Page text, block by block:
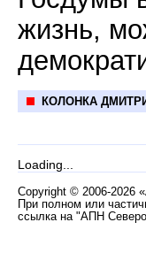
жизнь,
КОЛОНКА
Loading...
Copyright © 2006-2026
При полном или
ссылка на "АПН